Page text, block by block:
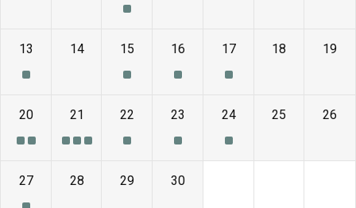
13 14 15 16 17 18 19
20 21 22 23 24 25 26
27 28 29 30